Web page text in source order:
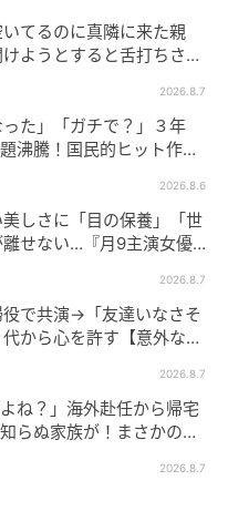
てるのに真隣に来た親
ようとすると舌打ちさ
2026.8.7
った」「ガチで？」３年
沸騰！国民的ヒット作
2026.8.6
しさに「目の保養」「世
せない…『月9主演女優
2026.8.7
で共演→「友達いなさそ
から心を許す【意外な親
2026.8.7
ね？」海外赴任から帰宅
らぬ家族が！まさかの真
2026.8.7